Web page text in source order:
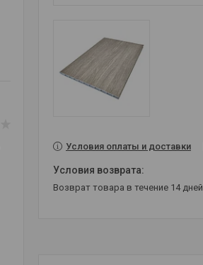
Условия оплаты и доставки
возврат товара в течение 14 дней